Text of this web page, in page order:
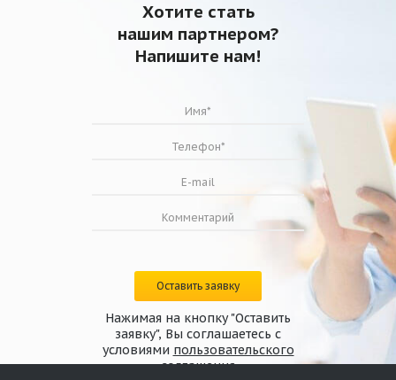
Хотите стать
нашим партнером?
Напишите нам!
Оставить заявку
Нажимая на кнопку "Оставить
заявку", Вы соглашаетесь с
условиями пользовательского
соглашения